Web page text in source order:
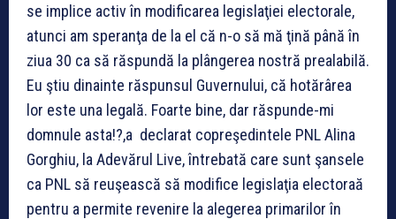
se implice activ în modificarea legislaţiei electorale,
atunci am speranţa de la el că n-o să mă ţină până în
ziua 30 ca să răspundă la plângerea nostră prealabilă.
Eu ştiu dinainte răspunsul Guvernului, că hotărârea
lor este una legală. Foarte bine, dar răspunde-mi
domnule asta!?,a declarat copreşedintele PNL Alina
Gorghiu, la Adevărul Live, întrebată care sunt şansele
ca PNL să reuşească să modifice legislaţia electoraă
pentru a permite revenire la alegerea primarilor în